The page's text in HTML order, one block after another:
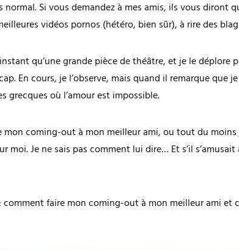
normal. Si vous demandez à mes amis, ils vous diront
vidéos pornos (hétéro, bien sûr), à rire des
qu’une grande pièce de théâtre, et je le
En cours, je l’observe, mais quand il remarque que
grecques où l’amour est impossible.
coming-out à mon meilleur ami, ou tout du moins
moi. Je ne sais pas comment lui dire… Et s’il
faire mon coming-out à mon meilleur ami et